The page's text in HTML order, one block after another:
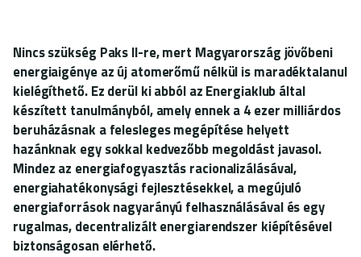
Nincs szükség Paks II-re, mert Magyarország jövőbeni
energiaigénye az új atomerőmű nélkül is maradéktalanul
kielégíthető. Ez derül ki abból az Energiaklub által
készített tanulmányból, amely ennek a 4 ezer milliárdos
beruházásnak a felesleges megépítése helyett
hazánknak egy sokkal kedvezőbb megoldást javasol.
Mindez az energiafogyasztás racionalizálásával,
energiahatékonysági fejlesztésekkel, a megújuló
energiaforrások nagyarányú felhasználásával és egy
rugalmas, decentralizált energiarendszer kiépítésével
biztonságosan elérhető.